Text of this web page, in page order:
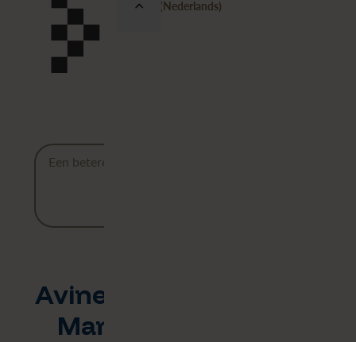
België (Nederlands)
Een betere toekomst begint met helder inzicht.
Avineon Tensing is uw
Managed Services-